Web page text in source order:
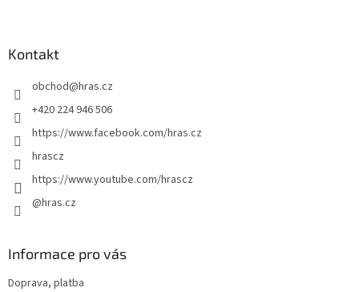
Kontakt
obchod@hras.cz
+420 224 946 506
https://www.facebook.com/hras.cz
hrascz
https://www.youtube.com/hrascz
@hras.cz
Informace pro vás
Doprava, platba